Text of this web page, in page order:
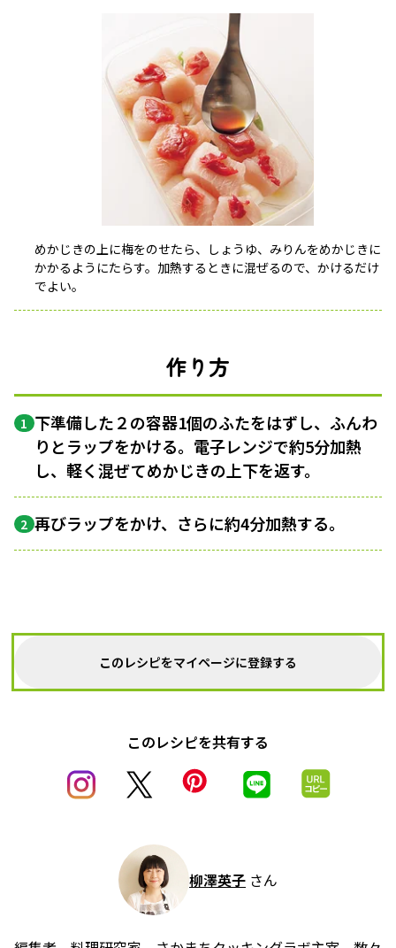
めかじきの上に梅をのせたら、しょうゆ、みりんをめかじきに
かかるようにたらす。加熱するときに混ぜるので、かけるだけ
でよい。
作り方
1 下準備した２の容器1個のふたをはずし、ふんわ
りとラップをかける。電子レンジで約5分加熱
し、軽く混ぜてめかじきの上下を返す。
2 再びラップをかけ、さらに約4分加熱する。
このレシピをマイページに登録する
このレシピを共有する
柳澤英子 さん